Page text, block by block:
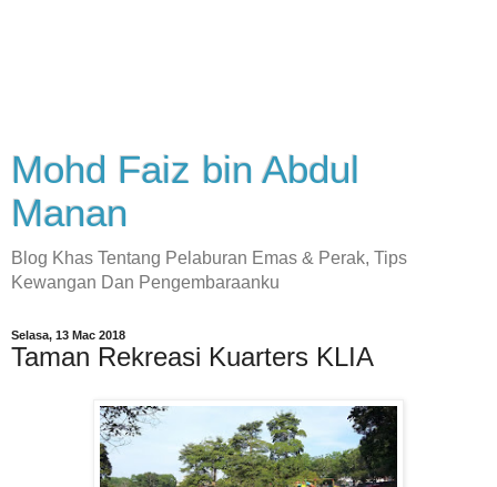
Mohd Faiz bin Abdul
Manan
Blog Khas Tentang Pelaburan Emas & Perak, Tips
Kewangan Dan Pengembaraanku
Selasa, 13 Mac 2018
Taman Rekreasi Kuarters KLIA